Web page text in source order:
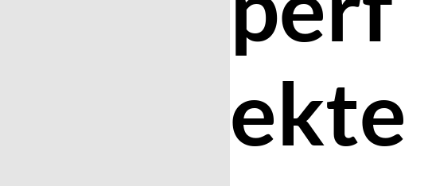
ekte